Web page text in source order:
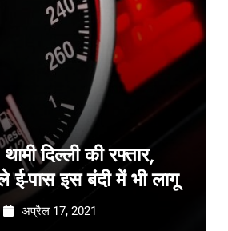
दिल्ली की रफ्तार,
ई-पास इस बंदी में भी लागू
अप्रैल 17, 2021